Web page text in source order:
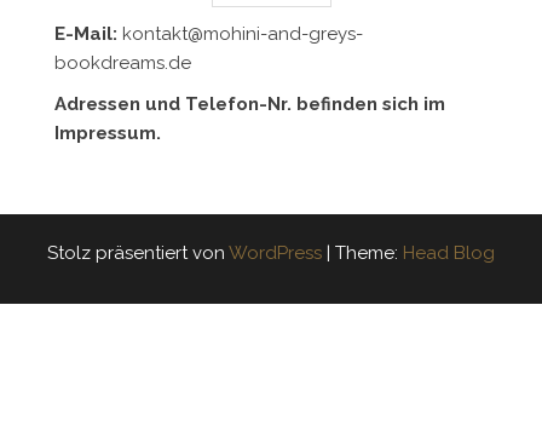
E-Mail: kontakt@mohini-and-greys-
bookdreams.de
Adressen und Telefon-Nr. befinden sich im
Impressum.
Stolz präsentiert von WordPress | Theme: Head Blog